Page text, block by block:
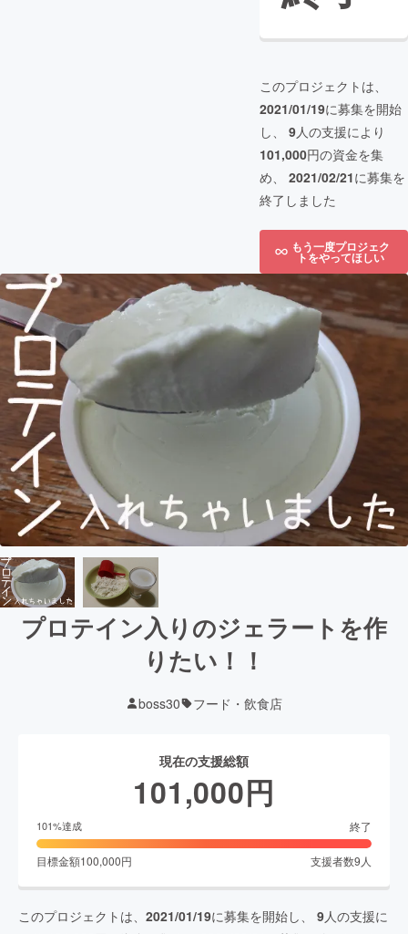
このプロジェクトは、
2021/01/19に募集を開始
し、 9人の支援により
101,000円の資金を集
め、 2021/02/21に募集を
終了しました
もう一度プロジェク
トをやってほしい
プロテイン入りのジェラートを作
りたい！！
boss30 フード・飲食店
現在の支援総額
101,000円
101%達成 終了
目標金額100,000円 支援者数9 人
このプロジェクトは、 2021/01/19に募集を開始し、 9人の支援に